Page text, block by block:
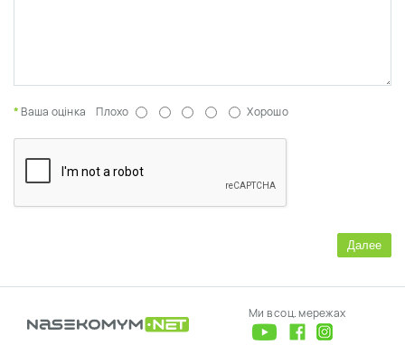
Ваша оцінка Плохо Хорошо
Далее
Ми в соц. мережах